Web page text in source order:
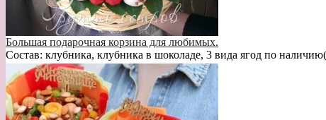
Большая подарочная корзина для любимых.
Состав: клубника, клубника в шоколаде, 3 вида ягод по